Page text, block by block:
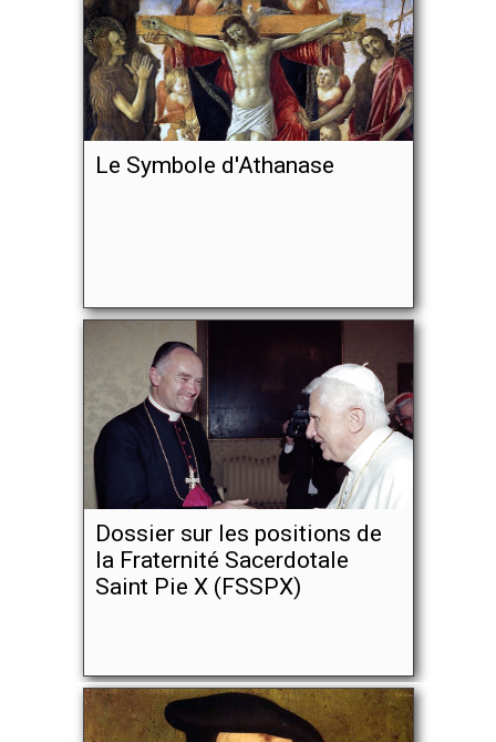
Le Symbole d'Athanase
Dossier sur les positions de
la Fraternité Sacerdotale
Saint Pie X (FSSPX)